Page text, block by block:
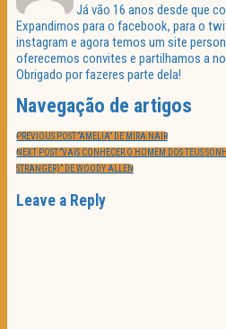
Já vão 16 anos desde que
Expandimos para o facebook, para o
instagram e agora temos um site
oferecemos convites e partilhamos a
Obrigado por fazeres parte dela!
Navegação de artigos
PREVIOUS POST:“AMELIA” DE MIRA NAIR
NEXT POST:“VAIS CONHECER O HOMEM DOS TEUS
STRANGER)” DE WOODY ALLEN
Leave a Reply